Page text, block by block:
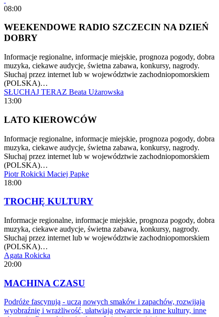
08:00
WEEKENDOWE RADIO SZCZECIN NA DZIEŃ
DOBRY
Informacje regionalne, informacje miejskie, prognoza pogody, dobra
muzyka, ciekawe audycje, świetna zabawa, konkursy, nagrody.
Słuchaj przez internet lub w województwie zachodniopomorskiem
(POLSKA)…
SŁUCHAJ TERAZ Beata Użarowska
13:00
LATO KIEROWCÓW
Informacje regionalne, informacje miejskie, prognoza pogody, dobra
muzyka, ciekawe audycje, świetna zabawa, konkursy, nagrody.
Słuchaj przez internet lub w województwie zachodniopomorskiem
(POLSKA)…
Piotr Rokicki Maciej Papke
18:00
TROCHĘ KULTURY
Informacje regionalne, informacje miejskie, prognoza pogody, dobra
muzyka, ciekawe audycje, świetna zabawa, konkursy, nagrody.
Słuchaj przez internet lub w województwie zachodniopomorskiem
(POLSKA)…
Agata Rokicka
20:00
MACHINA CZASU
Podróże fascynują - uczą nowych smaków i zapachów, rozwijają
wyobraźnię i wrażliwość, ułatwiają otwarcie na inne kultury, inne